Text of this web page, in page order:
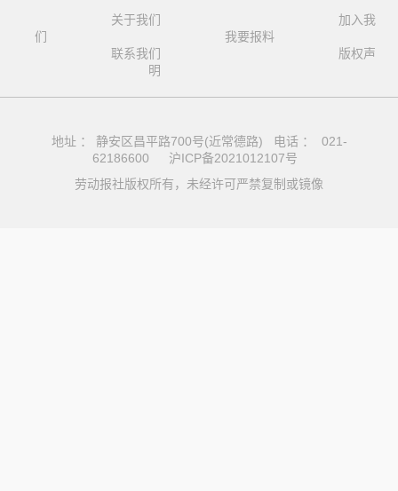
关于我们
加入我
们
我要报料
联系我们
版权声
明
地址 ： 静安区昌平路700号(近常德路) 电话 ： 021-
62186600
沪ICP备2021012107号
劳动报社版权所有，未经许可严禁复制或镜像